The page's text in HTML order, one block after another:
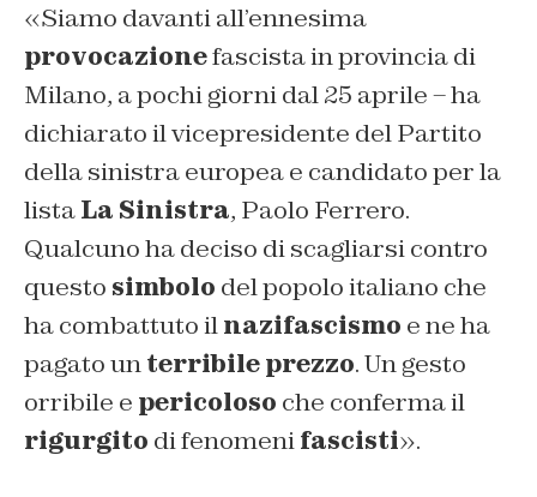
«Siamo davanti all’ennesima
provocazionefascista in provincia di
Milano, a pochi giorni dal 25 aprile – ha
dichiarato il vicepresidente del Partito
della sinistra europea e candidato per la
listaLa Sinistra, Paolo Ferrero.
Qualcuno ha deciso di scagliarsi contro
questo simbolo del popolo italiano che
ha combattuto ilnazifascismo e ne ha
pagato unterribile prezzo. Un gesto
orribile e pericoloso che conferma il
rigurgito di fenomenifascisti».